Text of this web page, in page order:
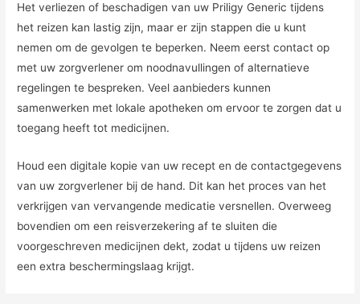
Het verliezen of beschadigen van uw Priligy Generic tijdens
het reizen kan lastig zijn, maar er zijn stappen die u kunt
nemen om de gevolgen te beperken. Neem eerst contact op
met uw zorgverlener om noodnavullingen of alternatieve
regelingen te bespreken. Veel aanbieders kunnen
samenwerken met lokale apotheken om ervoor te zorgen dat u
toegang heeft tot medicijnen.
Houd een digitale kopie van uw recept en de contactgegevens
van uw zorgverlener bij de hand. Dit kan het proces van het
verkrijgen van vervangende medicatie versnellen. Overweeg
bovendien om een ​​reisverzekering af te sluiten die
voorgeschreven medicijnen dekt, zodat u tijdens uw reizen
een extra beschermingslaag krijgt.